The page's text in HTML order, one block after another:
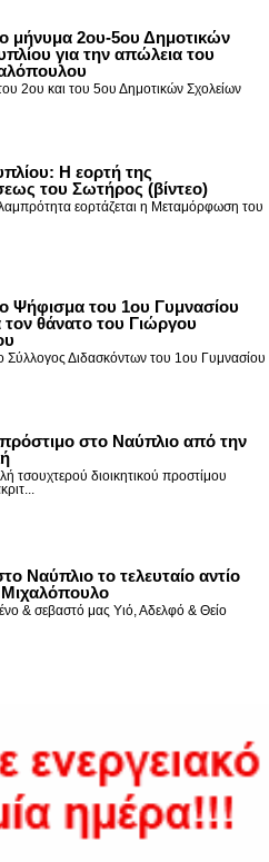
μήνυμα 2ου-5ου Δημοτικών
για την απώλεια του
του 2ου και του 5ου Δημοτικών Σχολείων
Η εορτή της
του Σωτήρος (βίντεο)
εορτάζεται η Μεταμόρφωση του
Ψήφισμα του 1ου Γυμνασίου
τον θάνατο του Γιώργου
Σύλλογος Διδασκόντων του 1ου Γυμνασίου
στο Ναύπλιο από την
τσουχτερού διοικητικού προστίμου
Ναύπλιο το τελευταίο αντίο
& σεβαστό μας Υιό, Αδελφό & Θείο